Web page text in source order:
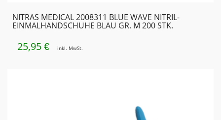
NITRAS MEDICAL 2008311 BLUE WAVE NITRIL-
EINMALHANDSCHUHE BLAU GR. M 200 STK.
25,95 € inkl. MwSt.